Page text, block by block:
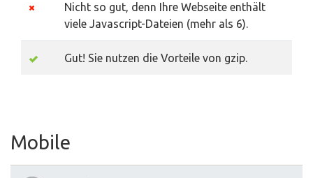
Nicht so gut, denn Ihre Webseite enthält
viele Javascript-Dateien (mehr als 6).
Gut! Sie nutzen die Vorteile von gzip.
Mobile